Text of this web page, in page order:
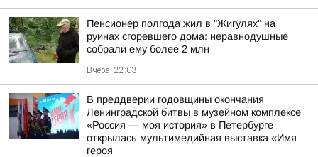
Пенсионер полгода жил в "Жигулях" на
руинах сгоревшего дома: неравнодушные
собрали ему более 2 млн
Вчера, 22:03
В преддверии годовщины окончания
Ленинградской битвы в музейном комплексе
«Россия — моя история» в Петербурге
открылась мультимедийная выставка «Имя
героя